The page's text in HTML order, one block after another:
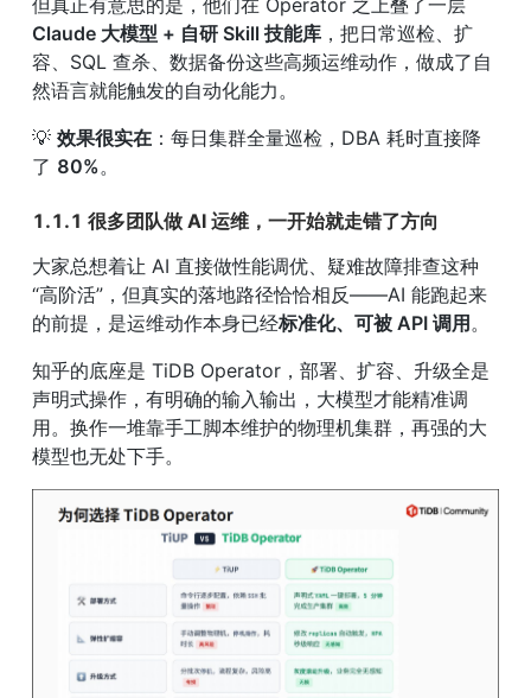
Claude 大模型 + 自研 Skill 技能库 ，把日常巡检、扩
容、SQL 查杀、数据备份这些高频运维动作，做成了自
然语言就能触发的自动化能力。
💡 效果很实在 ：每日集群全量巡检，DBA 耗时直接降
了 80%。
1.1.1 很多团队做 AI 运维，一开始就走错了方向
大家总想着让 AI 直接做性能调优、疑难故障排查这种
“高阶活”，但真实的落地路径恰恰相反——AI 能跑起来
的前提，是运维动作本身已经标准化、可被 API 调用 。
知乎的底座是 TiDB Operator，部署、扩容、升级全是
声明式操作，有明确的输入输出，大模型才能精准调
用。换作一堆靠手工脚本维护的物理机集群，再强的大
模型也无处下手。